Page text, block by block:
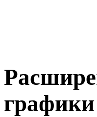
графики